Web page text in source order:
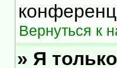
Вернуться к
» Я